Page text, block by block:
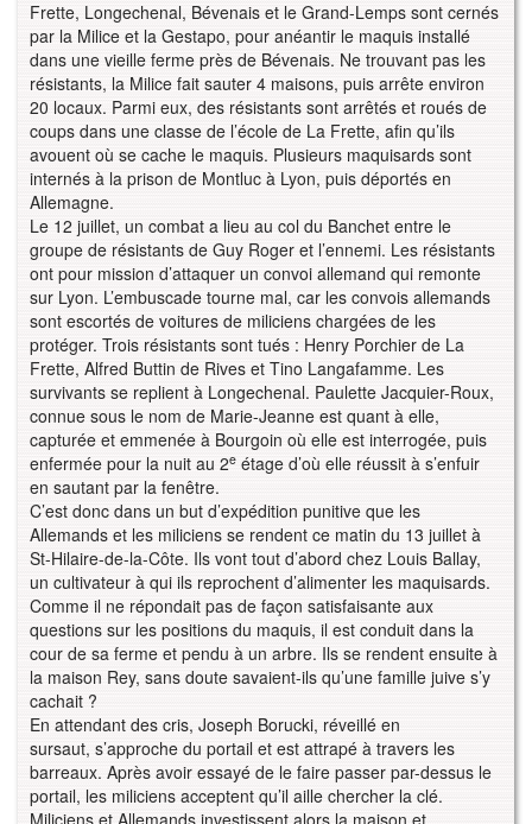
Frette, Longechenal, Bévenais et le Grand-Lemps sont cernés
par la Milice et la Gestapo, pour anéantir le maquis installé
dans une vieille ferme près de Bévenais. Ne trouvant pas les
résistants, la Milice fait sauter 4 maisons, puis arrête environ
20 locaux. Parmi eux, des résistants sont arrêtés et roués de
coups dans une classe de l’école de La Frette, afin qu’ils
avouent où se cache le maquis. Plusieurs maquisards sont
internés à la prison de Montluc à Lyon, puis déportés en
Allemagne.
Le 12 juillet, un combat a lieu au col du Banchet entre le
groupe de résistants de Guy Roger et l’ennemi. Les résistants
ont pour mission d’attaquer un convoi allemand qui remonte
sur Lyon. L’embuscade tourne mal, car les convois allemands
sont escortés de voitures de miliciens chargées de les
protéger. Trois résistants sont tués : Henry Porchier de La
Frette, Alfred Buttin de Rives et Tino Langafamme. Les
survivants se replient à Longechenal. Paulette Jacquier-Roux,
connue sous le nom de Marie-Jeanne est quant à elle,
capturée et emmenée à Bourgoin où elle est interrogée, puis
enfermée pour la nuit au 2e étage d’où elle réussit à s’enfuir
en sautant par la fenêtre.
C’est donc dans un but d’expédition punitive que les
Allemands et les miliciens se rendent ce matin du 13 juillet à
St-Hilaire-de-la-Côte. Ils vont tout d’abord chez Louis Ballay,
un cultivateur à qui ils reprochent d’alimenter les maquisards.
Comme il ne répondait pas de façon satisfaisante aux
questions sur les positions du maquis, il est conduit dans la
cour de sa ferme et pendu à un arbre. Ils se rendent ensuite à
la maison Rey, sans doute savaient-ils qu’une famille juive s’y
cachait ?
En attendant des cris, Joseph Borucki, réveillé en
sursaut, s’approche du portail et est attrapé à travers les
barreaux. Après avoir essayé de le faire passer par-dessus le
portail, les miliciens acceptent qu’il aille chercher la clé.